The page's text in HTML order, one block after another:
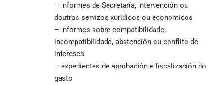
– informes de Secretaría, Intervención ou
doutros servizos xurídicos ou económicos
– informes sobre compatibilidade,
incompatibilidade, abstención ou conflito de
intereses
– expedientes de aprobación e fiscalización do
gasto